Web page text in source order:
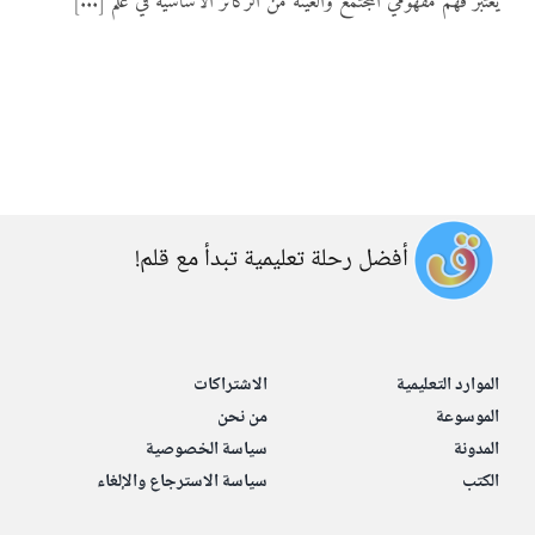
المواد
أفضل رحلة تعليمية تبدأ مع قلم!
الموارد التعليمية
الموسوعة
المدونة
الكتب
الاشتراكات
من نحن
سياسة الخصوصية
سياسة الاسترجاع والإلغاء